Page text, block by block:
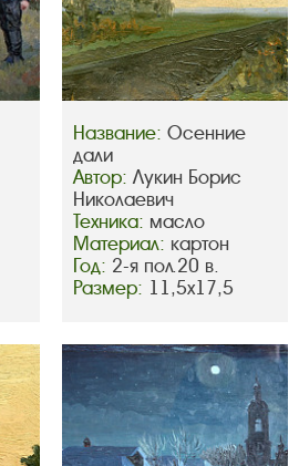
Название: Осенние
дали
Автор: Лукин Борис
Николаевич
Техника: масло
Материал: картон
Год: 2-я пол.20 в.
Размер: 11,5х17,5